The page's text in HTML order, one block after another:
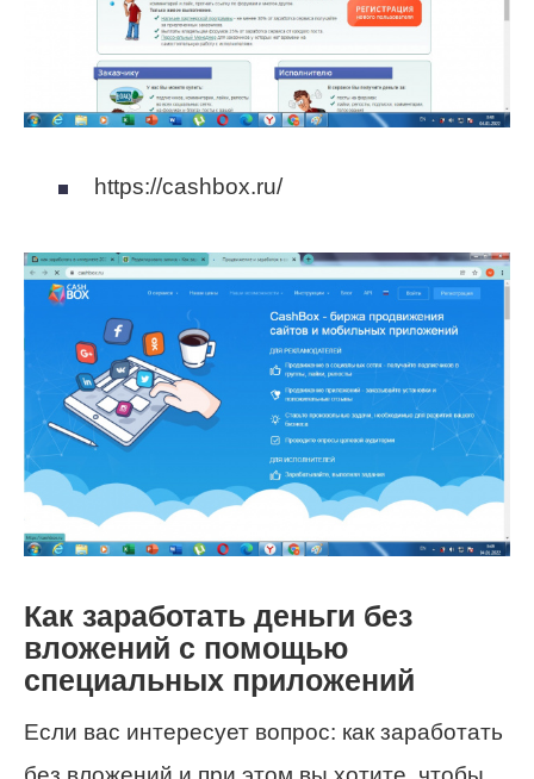
https://cashbox.ru/
Как заработать деньги без
вложений с помощью
специальных приложений
Если вас интересует вопрос: как заработать